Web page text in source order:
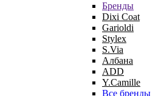
Бренды
Dixi Coat
Garioldi
Stylex
S.Via
Албана
ADD
Y.Camille
Все бренды